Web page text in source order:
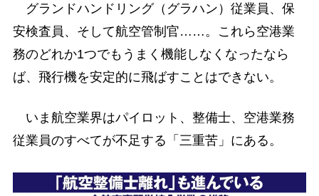
グランドハンドリング（グラハン）従業員、保
安検査員、そして航空管制官……。これら空港業
務のどれか1つでもうまく機能しなくなったなら
ば、飛行機を安定的に飛ばすことはできない。
いま航空業界はパイロット、整備士、空港業務
従業員のすべてが不足する「三重苦」にある。